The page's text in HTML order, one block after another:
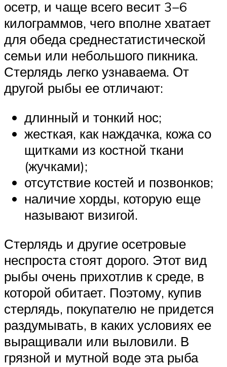
осетр, и чаще всего весит 3−6
килограммов, чего вполне хватает
для обеда среднестатистической
семьи или небольшого пикника.
Стерлядь легко узнаваема. От
другой рыбы ее отличают:
длинный и тонкий нос;
жесткая, как наждачка, кожа со
щитками из костной ткани
(жучками);
отсутствие костей и позвонков;
наличие хорды, которую еще
называют визигой.
Стерлядь и другие осетровые
неспроста стоят дорого. Этот вид
рыбы очень прихотлив к среде, в
которой обитает. Поэтому, купив
стерлядь, покупателю не придется
раздумывать, в каких условиях ее
выращивали или выловили. В
грязной и мутной воде эта рыба